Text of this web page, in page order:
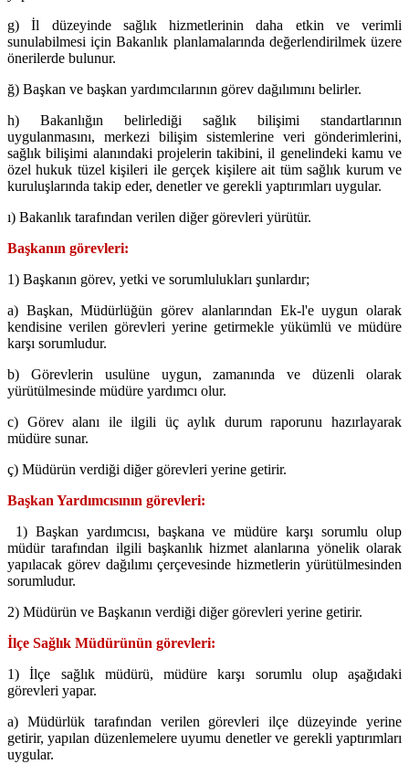
g) İl düzeyinde sağlık hizmetlerinin daha etkin ve verimli
sunulabilmesi için Bakanlık planlamalarında değerlendirilmek üzere
önerilerde bulunur.
ğ) Başkan ve başkan yardımcılarının görev dağılımını belirler.
h) Bakanlığın belirlediği sağlık bilişimi standartlarının
uygulanmasını, merkezi bilişim sistemlerine veri gönderimlerini,
sağlık bilişimi alanındaki projelerin takibini, il genelindeki kamu ve
özel hukuk tüzel kişileri ile gerçek kişilere ait tüm sağlık kurum ve
kuruluşlarında takip eder, denetler ve gerekli yaptırımları uygular.
ı) Bakanlık tarafından verilen diğer görevleri yürütür.
Başkanın görevleri:
1) Başkanın görev, yetki ve sorumlulukları şunlardır;
a) Başkan, Müdürlüğün görev alanlarından Ek-l'e uygun olarak
kendisine verilen görevleri yerine getirmekle yükümlü ve müdüre
karşı sorumludur.
b) Görevlerin usulüne uygun, zamanında ve düzenli olarak
yürütülmesinde müdüre yardımcı olur.
c) Görev alanı ile ilgili üç aylık durum raporunu hazırlayarak
müdüre sunar.
ç) Müdürün verdiği diğer görevleri yerine getirir.
Başkan Yardımcısının görevleri:
1) Başkan yardımcısı, başkana ve müdüre karşı sorumlu olup
müdür tarafından ilgili başkanlık hizmet alanlarına yönelik olarak
yapılacak görev dağılımı çerçevesinde hizmetlerin yürütülmesinden
sorumludur.
2) Müdürün ve Başkanın verdiği diğer görevleri yerine getirir.
İlçe Sağlık Müdürünün görevleri:
1) İlçe sağlık müdürü, müdüre karşı sorumlu olup aşağıdaki
görevleri yapar.
a) Müdürlük tarafından verilen görevleri ilçe düzeyinde yerine
getirir, yapılan düzenlemelere uyumu denetler ve gerekli yaptırımları
uygular.